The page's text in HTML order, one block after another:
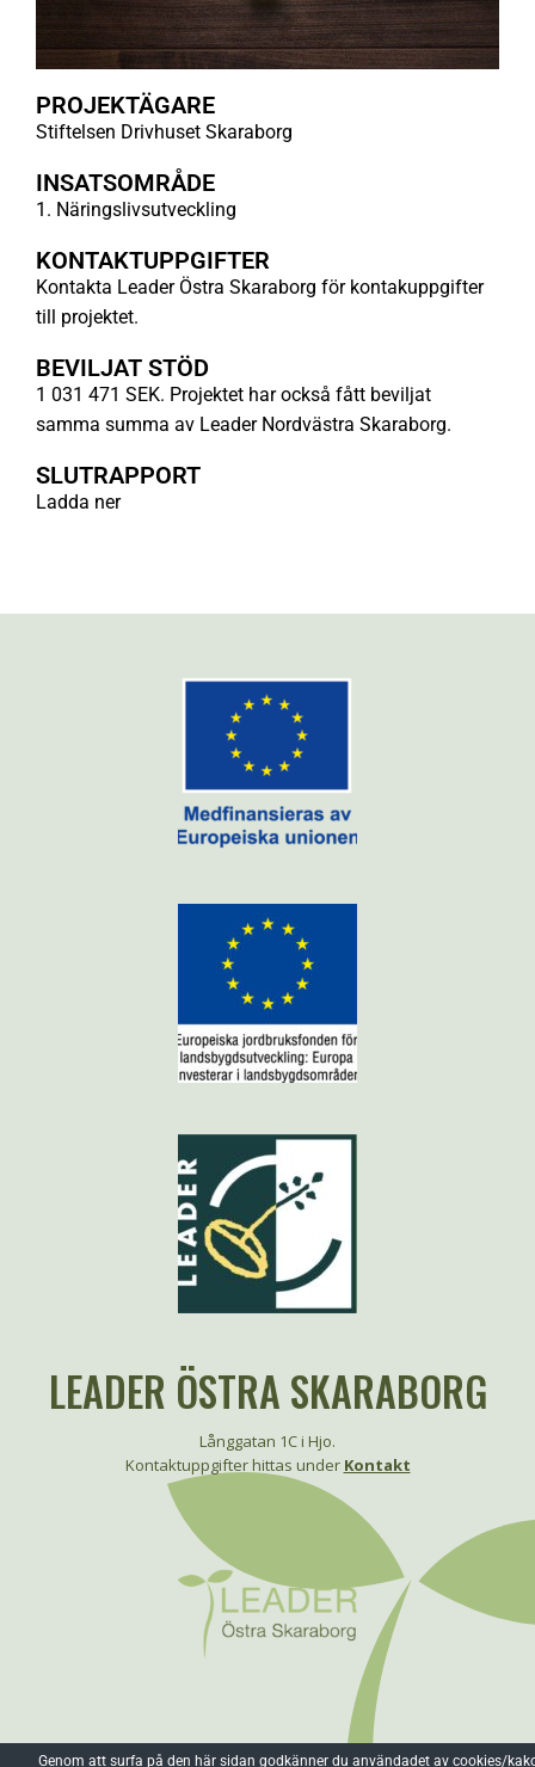
PROJEKTÄGARE
Stiftelsen Drivhuset Skaraborg
INSATSOMRÅDE
1. Näringslivsutveckling
KONTAKTUPPGIFTER
Kontakta Leader Östra Skaraborg för kontakuppgifter
till projektet.
BEVILJAT STÖD
1 031 471 SEK. Projektet har också fått beviljat
samma summa av Leader Nordvästra Skaraborg.
SLUTRAPPORT
Ladda ner
LEADER ÖSTRA SKARABORG
Långgatan 1C i Hjo.
Kontaktuppgifter hittas under Kontakt
Genom att surfa på den här sidan godkänner du användadet av cookies/